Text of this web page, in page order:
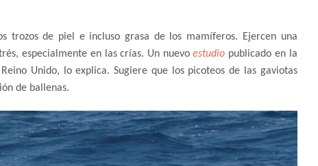
trozos de piel e incluso grasa de los mamíferos. Ejercen una
especialmente en las crías. Un nuevoestudio publicado en la
Unido, lo explica. Sugiere que los picoteos de las gaviotas
de ballenas.